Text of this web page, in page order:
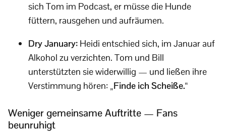
sich Tom im Podcast, er müsse die Hunde
füttern, rausgehen und aufräumen.
Dry January: Heidi entschied sich, im Januar auf
Alkohol zu verzichten. Tom und Bill
unterstützten sie widerwillig — und ließen ihre
Verstimmung hören: „Finde ich Scheiße.“
Weniger gemeinsame Auftritte — Fans
beunruhigt